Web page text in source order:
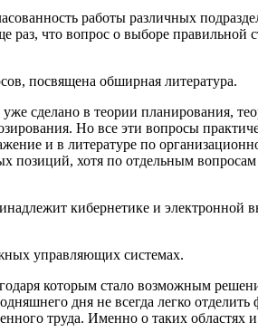
работы раз­личных
что вопрос о выборе правильной
посвящена обширная литература.
сделано в теории планирования,
Но все эти вопросы
и в литературе по
по­зиций, хотя по отдельным
кибернетике и электронной
управляющих системах.
которым стало возмож­ным
дня не всегда легко отделить
труда. Именно о таких об­ластях